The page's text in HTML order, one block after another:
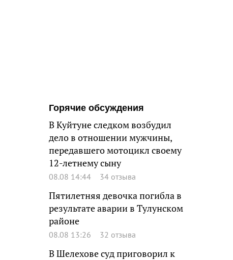
Горячие обсуждения
В Куйтуне следком возбудил
дело в отношении мужчины,
передавшего мотоцикл своему
12-летнему сыну
08.08 14:44 34 отзыва
Пятилетняя девочка погибла в
результате аварии в Тулунском
районе
08.08 13:26 32 отзыва
В Шелехове суд приговорил к